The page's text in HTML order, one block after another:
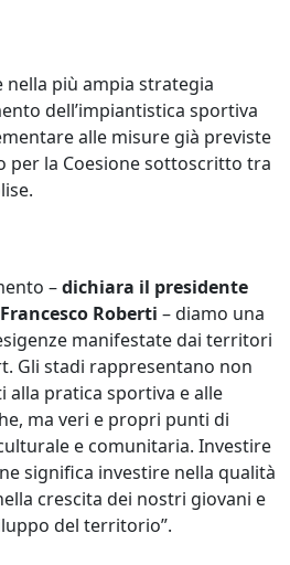
nella più ampia strategia
dell’impiantistica sportiva
alle misure già previste
per la Coesione sottoscritto tra
–dichiara il presidente
Roberti – diamo una
manifestate dai territori
Gli stadi rappresentano non
pratica sportiva e alle
ma veri e propri punti di
e comunitaria. Investire
significa investire nella qualità
crescita dei nostri giovani e
del territorio”.